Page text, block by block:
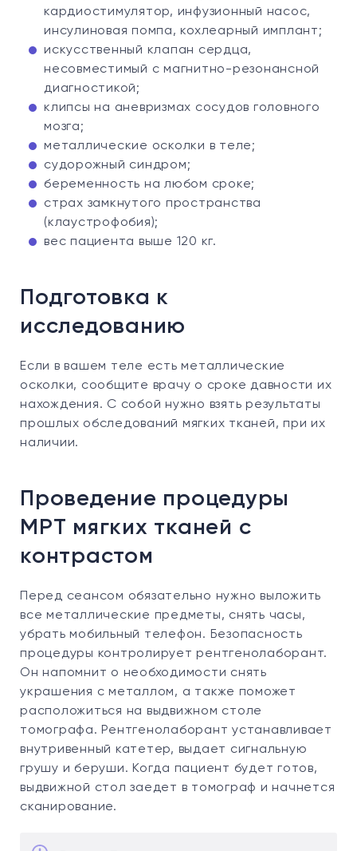
кардиостимулятор, инфузионный насос,
инсулиновая помпа, кохлеарный имплант;
искусственный клапан сердца,
несовместимый с магнитно-резонансной
диагностикой;
клипсы на аневризмах сосудов головного
мозга;
металлические осколки в теле;
судорожный синдром;
беременность на любом сроке;
страх замкнутого пространства
(клаустрофобия);
вес пациента выше 120 кг.
Подготовка к
исследованию
Если в вашем теле есть металлические
осколки, сообщите врачу о сроке давности их
нахождения. С собой нужно взять результаты
прошлых обследований мягких тканей, при их
наличии.
Проведение процедуры
МРТ мягких тканей с
контрастом
Перед сеансом обязательно нужно выложить
все металлические предметы, снять часы,
убрать мобильный телефон. Безопасность
процедуры контролирует рентгенолаборант.
Он напомнит о необходимости снять
украшения с металлом, а также поможет
расположиться на выдвижном столе
томографа. Рентгенолаборант устанавливает
внутривенный катетер, выдает сигнальную
грушу и беруши. Когда пациент будет готов,
выдвижной стол заедет в томограф и начнется
сканирование.